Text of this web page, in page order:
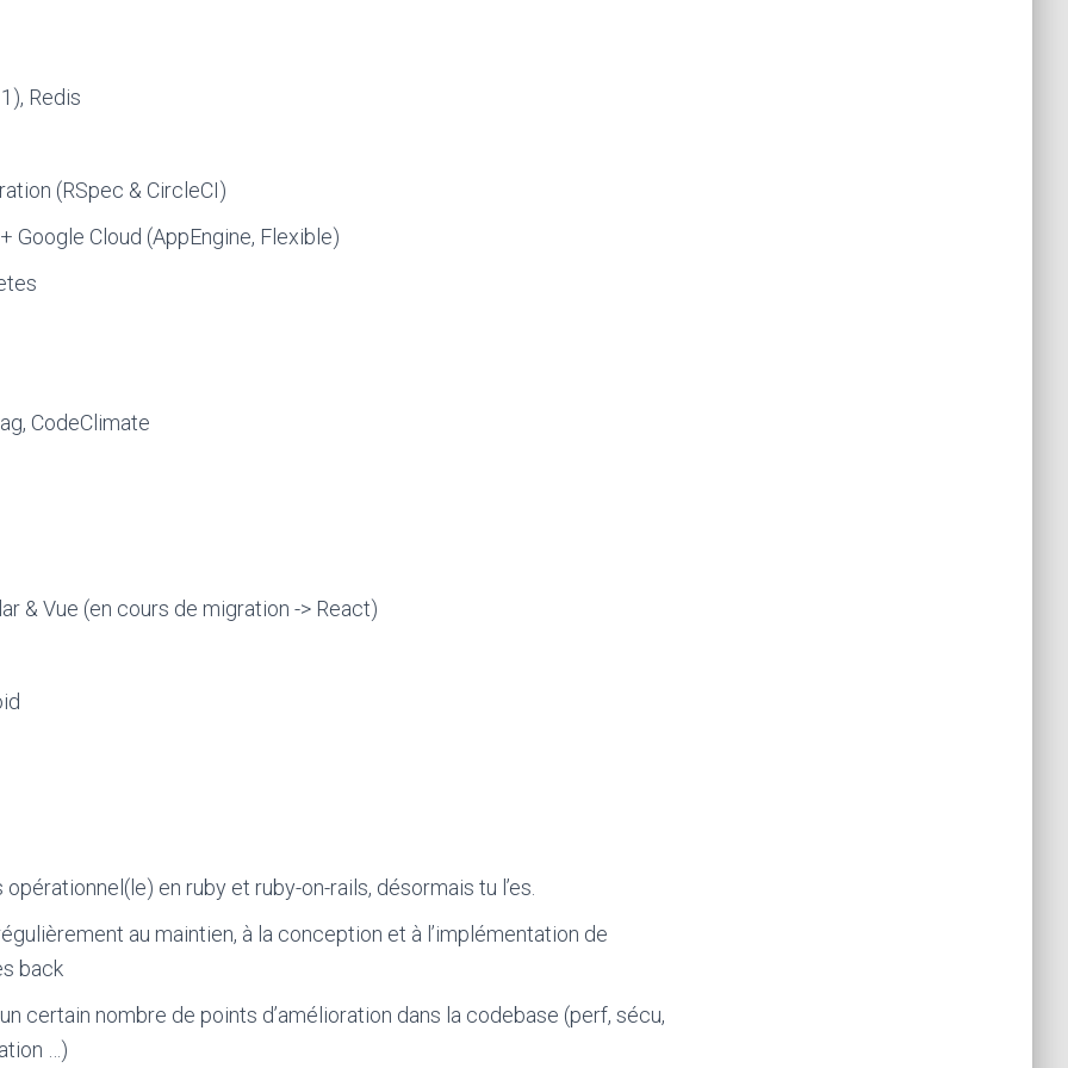
Redis
(RSpec & CircleCI)
Google Cloud (AppEngine, Flexible)
CodeClimate
& Vue (en cours de migration -> React)
opérationnel(le) en ruby et ruby-on-rails, désormais tu l’es.
au maintien, à la conception et à l’implémentation de
back
certain nombre de points d’amélioration dans la codebase (perf, sécu,
…)